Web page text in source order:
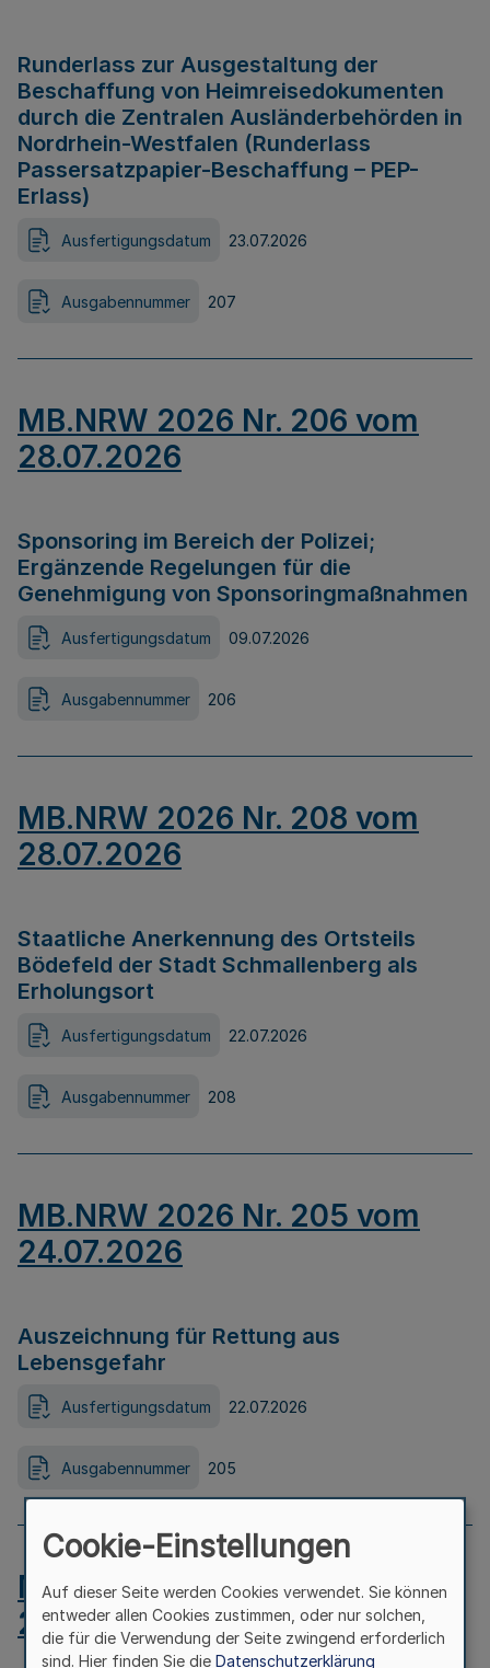
Runderlass zur Ausgestaltung der
Beschaffung von Heimreisedokumenten
durch die Zentralen Ausländerbehörden in
Nordrhein-Westfalen (Runderlass
Passersatzpapier-Beschaffung – PEP-
Erlass)
Ausfertigungsdatum 23.07.2026
Ausgabennummer 207
MB.NRW 2026 Nr. 206 vom
28.07.2026
Sponsoring im Bereich der Polizei;
Ergänzende Regelungen für die
Genehmigung von Sponsoringmaßnahmen
Ausfertigungsdatum 09.07.2026
Ausgabennummer 206
MB.NRW 2026 Nr. 208 vom
28.07.2026
Staatliche Anerkennung des Ortsteils
Bödefeld der Stadt Schmallenberg als
Erholungsort
Ausfertigungsdatum 22.07.2026
Ausgabennummer 208
MB.NRW 2026 Nr. 205 vom
24.07.2026
Auszeichnung für Rettung aus
Lebensgefahr
Ausfertigungsdatum 22.07.2026
Ausgabennummer 205
MB.NRW 2026 Nr. 204 vom
24.07.2026
Cookie-Einstellungen
Auf dieser Seite werden Cookies verwendet. Sie können
entweder allen Cookies zustimmen, oder nur solchen,
die für die Verwendung der Seite zwingend erforderlich
sind. Hier finden Sie die Datenschutzerklärung